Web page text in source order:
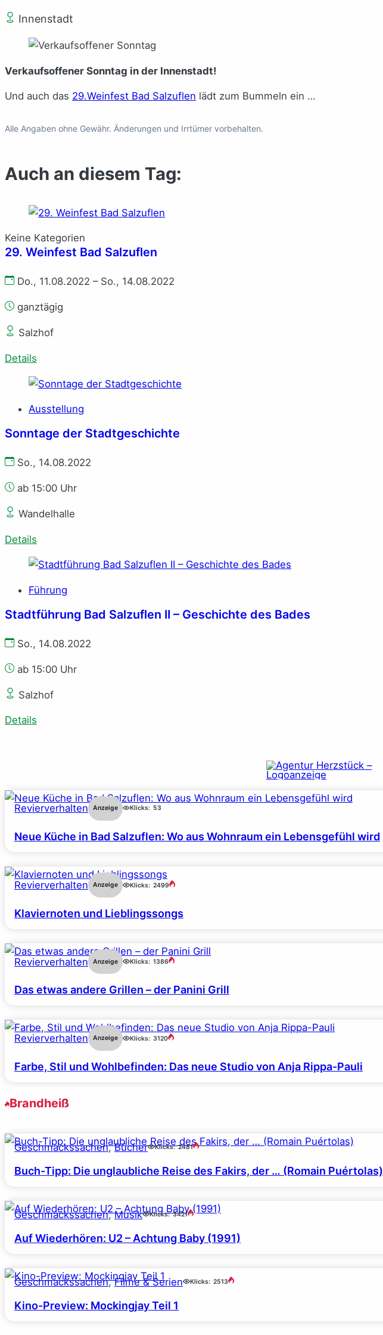
Innenstadt
Verkaufsoffener Sonntag in der Innenstadt!
Und auch das 29.Weinfest Bad Salzuflen lädt zum Bummeln ein …
Alle Angaben ohne Gewähr. Änderungen und Irrtümer vorbehalten.
Auch an diesem Tag:
Keine Kategorien
29. Weinfest Bad Salzuflen
Do., 11.08.2022 – So., 14.08.2022
ganztägig
Salzhof
Details
Ausstellung
Sonntage der Stadtgeschichte
So., 14.08.2022
ab 15:00 Uhr
Wandelhalle
Details
Führung
Stadtführung Bad Salzuflen II – Geschichte des Bades
So., 14.08.2022
ab 15:00 Uhr
Salzhof
Details
Revierverhalten Anzeige Klicks: 53
Neue Küche in Bad Salzuflen: Wo aus Wohnraum ein Lebensgefühl wird
Revierverhalten Anzeige Klicks: 2499
Klaviernoten und Lieblingssongs
Revierverhalten Anzeige Klicks: 1386
Das etwas andere Grillen – der Panini Grill
Revierverhalten Anzeige Klicks: 3120
Farbe, Stil und Wohlbefinden: Das neue Studio von Anja Rippa-Pauli
Brandheiß
Geschmackssachen, Bücher Klicks: 2481
Buch-Tipp: Die unglaubliche Reise des Fakirs, der … (Romain Puértolas)
Geschmackssachen, Musik Klicks: 3421
Auf Wiederhören: U2 – Achtung Baby (1991)
Geschmackssachen, Filme & Serien Klicks: 2513
Kino-Preview: Mockingjay Teil 1